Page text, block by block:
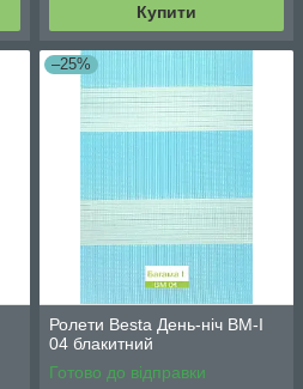
Купити
–25%
Ролети Besta День-ніч BМ-І
04 блакитний
Готово до відправки